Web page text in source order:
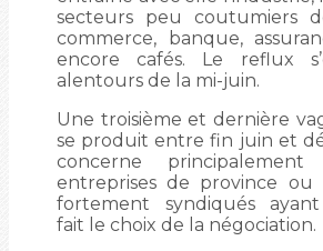
secteurs peu coutumiers
commerce, banque,
encore cafés. Le reflux
alentours de la mi-juin.
Une troisième et dernière
se produit entre fin juin et
concerne
entreprises de province ou
fortement syndiqués
fait le choix de la négociation.